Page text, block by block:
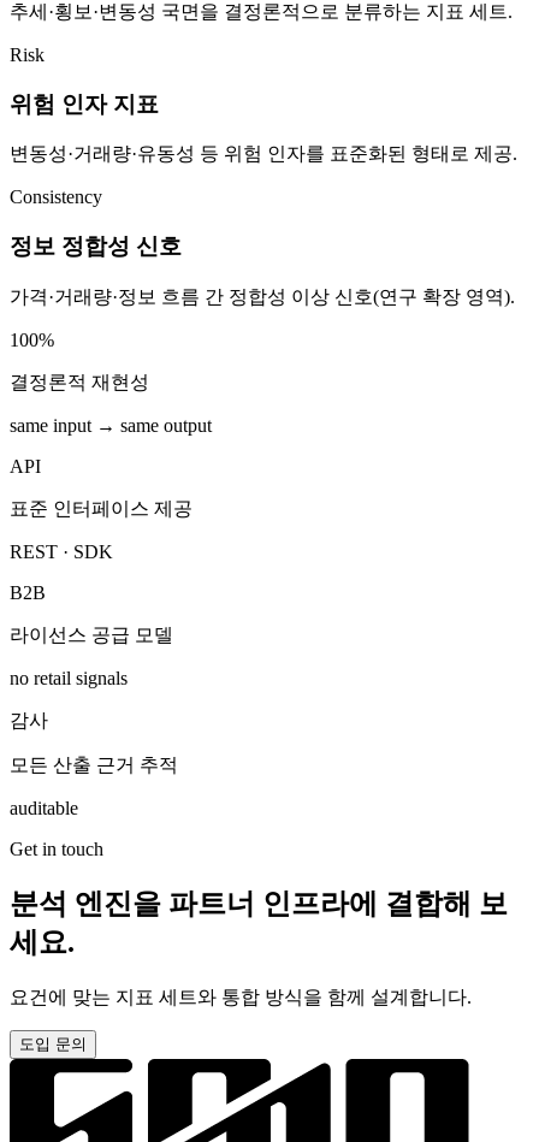
추세·횡보·변동성 국면을 결정론적으로 분류하는 지표 세트.
Risk
위험 인자 지표
변동성·거래량·유동성 등 위험 인자를 표준화된 형태로 제공.
Consistency
정보 정합성 신호
가격·거래량·정보 흐름 간 정합성 이상 신호(연구 확장 영역).
100%
결정론적 재현성
same input → same output
API
표준 인터페이스 제공
REST · SDK
B2B
라이선스 공급 모델
no retail signals
감사
모든 산출 근거 추적
auditable
Get in touch
분석 엔진을 파트너 인프라에 결합해 보
세요.
요건에 맞는 지표 세트와 통합 방식을 함께 설계합니다.
도입 문의